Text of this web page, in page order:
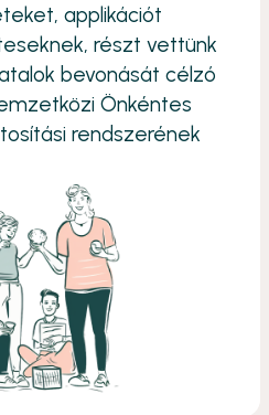
applikációt
részt vettünk
bevonását célzó
Önkéntes
rendszerének